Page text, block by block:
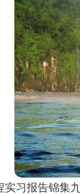
实习报告锦集